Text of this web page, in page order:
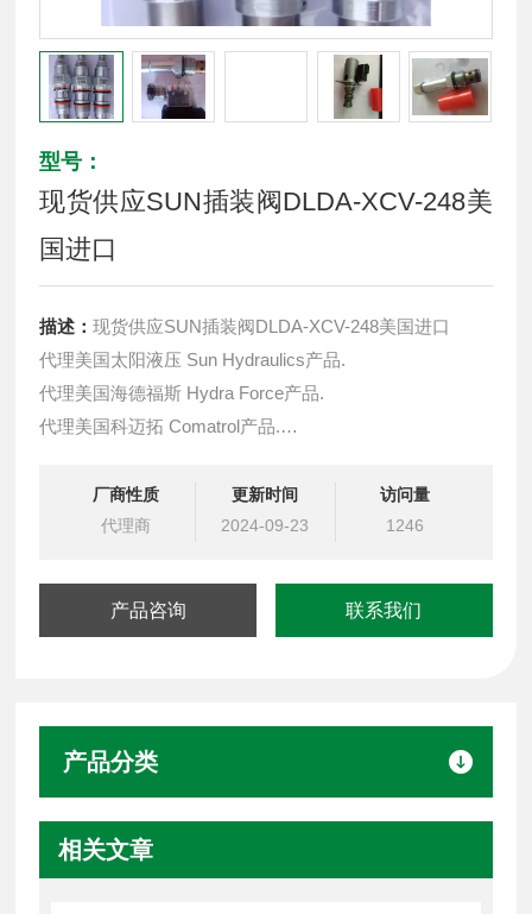
型号：
现货供应SUN插装阀DLDA-XCV-248美
国进口
描述：现货供应SUN插装阀DLDA-XCV-248美国进口
代理美国太阳液压 Sun Hydraulics产品.
代理美国海德福斯 Hydra Force产品.
代理美国科迈拓 Comatrol产品.
提供油路系统设计,油路块设计,阀块设计与选型
液压油缸，经销力士乐、派克、中国台湾北部等液压元件
厂商性质
代理商
更新时间
2024-09-23
访问量
1246
产品咨询 联系我们
产品分类
相关文章